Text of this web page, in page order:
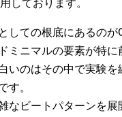
しております。
しての根底にあるのが
ミニマルの要素が特に
いのはその中で実験を
す。
なビートパターンを展